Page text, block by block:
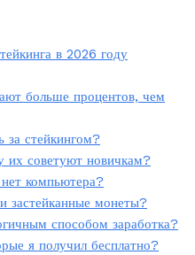
в 2026 году
больше процентов, чем
за стейкингом?
их советуют новичкам?
компьютера?
застейканные монеты?
способом заработка?
я получил бесплатно?